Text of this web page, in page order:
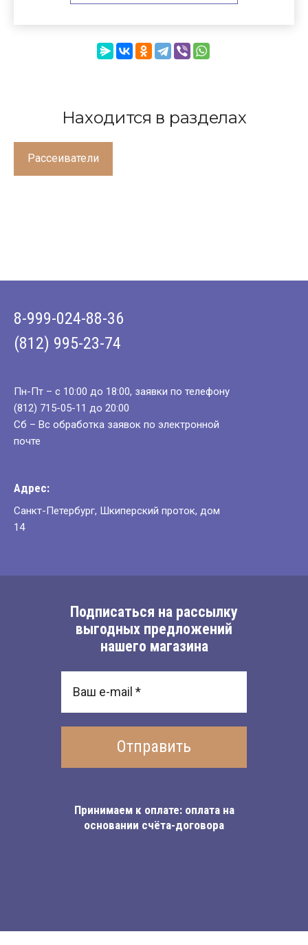
Находится в разделах
Рассеиватели
Подписаться на рассылку
выгодных предложений
нашего магазина
Отправить
Принимаем к оплате: оплата на
основании счёта-договора
8-999-024-88-36
(812) 995-23-74
Пн-Пт – с 10:00 до 18:00, заявки по телефону
(812) 715-05-11 до 20:00
Сб – Вс обработка заявок по электронной
почте
Адрес:
Санкт-Петербург, Шкиперский проток, дом
14